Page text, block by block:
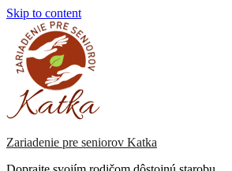
Skip to content
Zariadenie pre seniorov Katka